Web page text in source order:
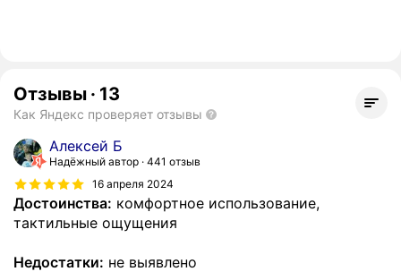
Отзывы · 13
Как Яндекс проверяет отзывы
Алексей Б
Надёжный автор 441 отзыв
16 апреля 2024
Достоинства: комфортное использование,
тактильные ощущения
Недостатки: не выявлено